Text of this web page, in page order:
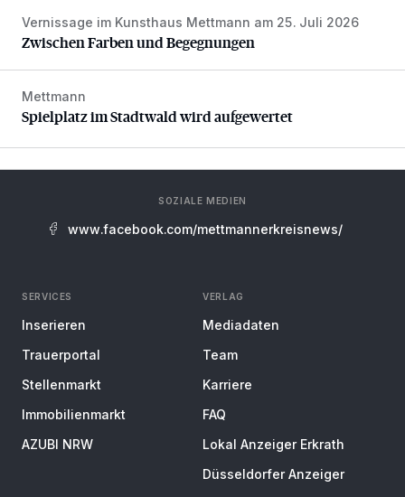
Zwischen Farben und Begegnungen
Vernissage im Kunsthaus Mettmann am 25. Juli 2026
Zwischen Farben und Begegnungen
Spielplatz im Stadtwald wird aufgewertet
Mettmann
Spielplatz im Stadtwald wird aufgewertet
SOZIALE MEDIEN
www.facebook.com/mettmannerkreisnews/
SERVICES
Inserieren
Trauerportal
Stellenmarkt
Immobilienmarkt
AZUBI NRW
VERLAG
Mediadaten
Team
Karriere
FAQ
Lokal Anzeiger Erkrath
Düsseldorfer Anzeiger